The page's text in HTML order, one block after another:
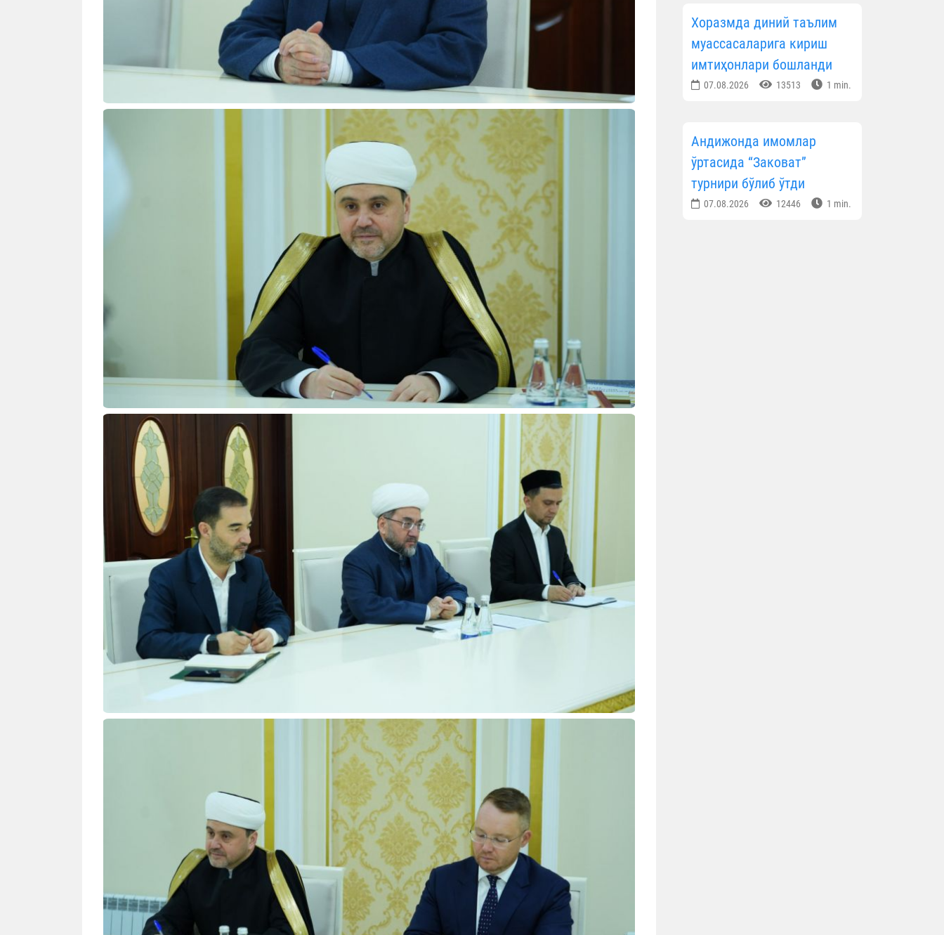
Хоразмда диний таълим
муассасаларига кириш
имтиҳонлари бошланди
07.08.2026 13513 1 min.
Андижонда имомлар
ўртасида “Заковат”
турнири бўлиб ўтди
07.08.2026 12446 1 min.